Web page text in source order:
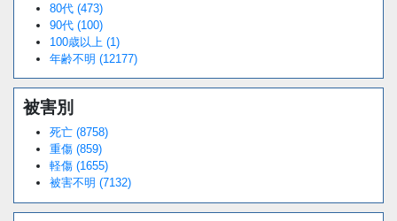
80代 (473)
90代 (100)
100歳以上 (1)
年齢不明 (12177)
被害別
死亡 (8758)
重傷 (859)
軽傷 (1655)
被害不明 (7132)